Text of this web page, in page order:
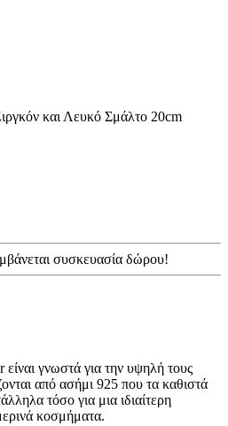
και Λευκό Σμάλτο 20cm
συσκευασία δώρου!
γνωστά για την υψηλή τους
από ασήμι 925 που τα καθιστά
τόσο για μια ιδιαίτερη
κοσμήματα.